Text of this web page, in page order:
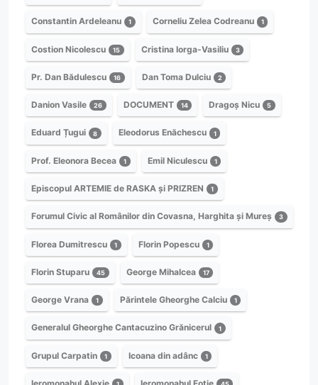
Constantin Ardeleanu 1 Corneliu Zelea Codreanu 1
Costion Nicolescu 15 Cristina Iorga-Vasiliu 3
Pr. Dan Bădulescu 16 Dan Toma Dulciu 2
Danion Vasile 26 DOCUMENT 14 Dragoș Nicu 5
Eduard Țugui 8 Eleodorus Enăchescu 1
Prof. Eleonora Becea 1 Emil Niculescu 1
Episcopul ARTEMIE de RASKA și PRIZREN 1
Forumul Civic al Românilor din Covasna, Harghita și Mureș 3
Florea Dumitrescu 1 Florin Popescu 1
Florin Stuparu 45 George Mihalcea 17
George Vrana 1 Părintele Gheorghe Calciu 1
Generalul Gheorghe Cantacuzino Grănicerul 1
Grupul Carpatin 1 Icoana din adânc 1